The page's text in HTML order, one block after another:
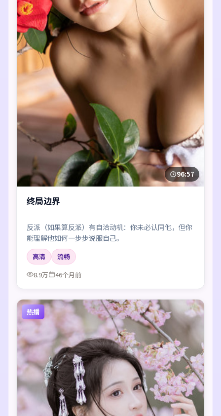
96:57
终局边界
反派（如果算反派）有自洽动机：你未必认同他，但你
能理解他如何一步步说服自己。
高清
流畅
8.9万
46个月前
热播